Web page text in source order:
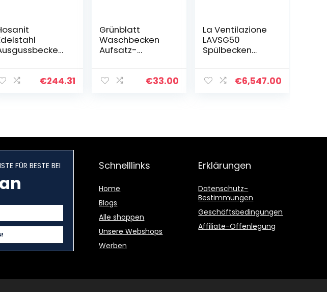
€244.31
Grünblatt
Waschbecken
Aufsatz-
Nano-
€33.00
La Ventilazione
LAVSG50
Spülbecken
350 x 240 mm
€6,547.00
FÜR BESTE BEI Schnelllinks
Home
Blogs
Alle shoppen
Unsere Webshops
Werben
Erklärungen
Datenschutz-
Bestimmungen
Geschäftsbedingungen
Affiliate-Offenlegung